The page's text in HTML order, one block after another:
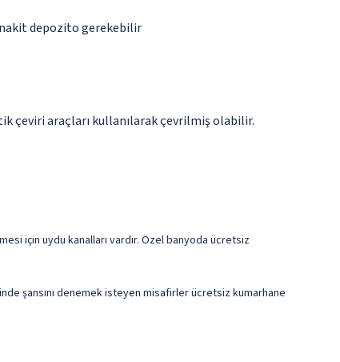
depozito gerekebilir
çeviri araçları kullanılarak çevrilmiş olabilir.
için uydu kanalları vardır. Özel banyoda ücretsiz
şansını denemek isteyen misafirler ücretsiz kumarhane